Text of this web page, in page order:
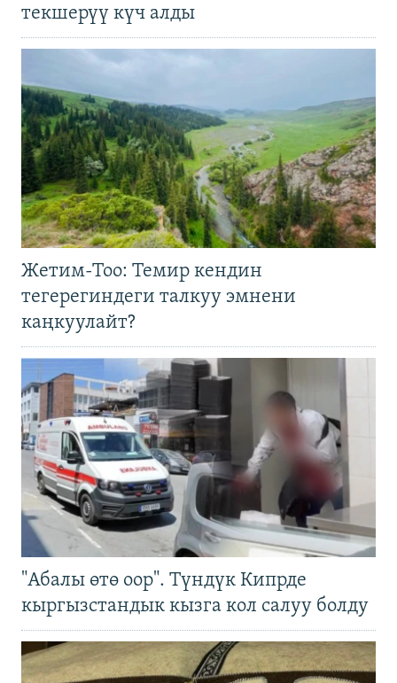
текшерүү күч алды
Жетим-Тоо: Темир кендин
тегерегиндеги талкуу эмнени
каңкуулайт?
"Абалы өтө оор". Түндүк Кипрде
кыргызстандык кызга кол салуу болду